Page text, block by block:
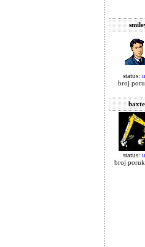
status:
broj
status:
broj